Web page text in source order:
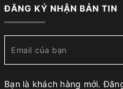
ĐĂNG KÝ NHẬN BẢN TIN
Bạn là khách hàng mới.